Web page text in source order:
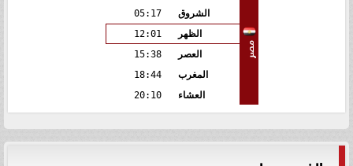
مصر
الشروق
05:17
الظهر
12:01
العصر
15:38
المغرب
18:44
العشاء
20:10